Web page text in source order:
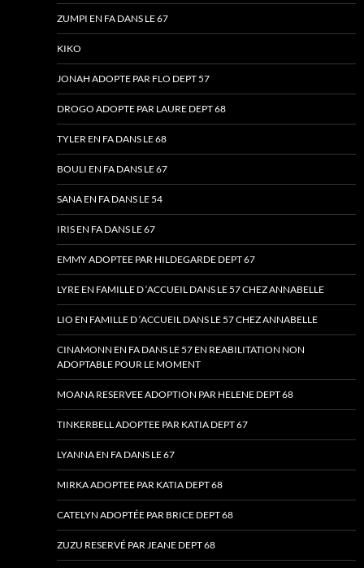
ZUMPI EN FA DANS LE 67
KIKO
JONAH ADOPTE PAR FLO DEPT 57
DROGO ADOPTE PAR LAURE DEPT 68
TYLER EN FA DANS LE 68
BOULI EN FA DANS LE 67
SANA EN FA DANS LE 54
IRIS EN FA DANS LE 67
EMMY ADOPTEE PAR HILDEGARDE DEPT 67
LYRE EN FAMILLE D ‘ACCUEIL DANS LE 57 CHEZ ANNABELLE
LIO EN FAMILLE D ‘ACCUEIL DANS LE 57 CHEZ ANNABELLE
CINAMONN EN FA DANS LE 57 EN REABILITATION NON
ADOPTABLE POUR LE MOMENT
MOANA RESERVEE ADOPTION PAR HELENE DEPT 68
TINKERBELL ADOPTEE PAR KATIA DEPT 67
LYANNA EN FA DANS LE 67
MIRKA ADOPTEE PAR KATIA DEPT 68
CATELYN ADOPTÉE PAR BRICE DEPT 68
ZUZU RESERVÉ PAR JEANE DEPT 68